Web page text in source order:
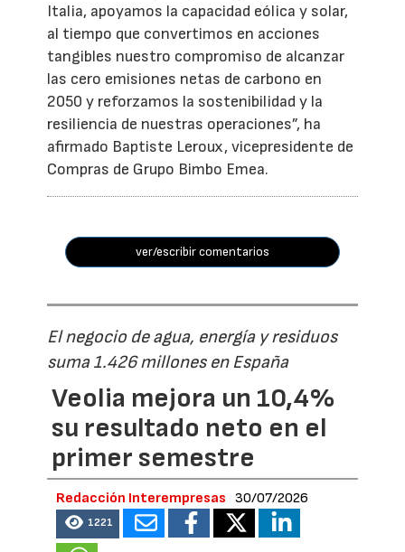
Italia, apoyamos la capacidad eólica y solar,
al tiempo que convertimos en acciones
tangibles nuestro compromiso de alcanzar
las cero emisiones netas de carbono en
2050 y reforzamos la sostenibilidad y la
resiliencia de nuestras operaciones”, ha
afirmado Baptiste Leroux, vicepresidente de
Compras de Grupo Bimbo Emea.
ver/escribir comentarios
El negocio de agua, energía y residuos
suma 1.426 millones en España
Veolia mejora un 10,4%
su resultado neto en el
primer semestre
Redacción Interempresas 30/07/2026
1221